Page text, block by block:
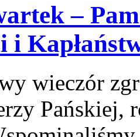
–
i
wieczór
Pańskiej,